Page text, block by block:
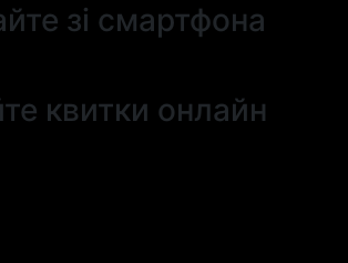
зі смартфона
квитки онлайн